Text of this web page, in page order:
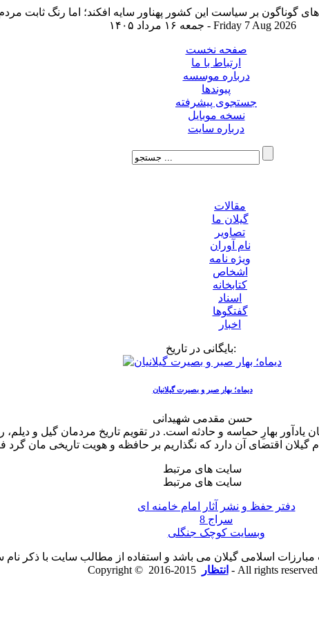
جمعه ۱۶ مرداد ۱۴۰۵ - Friday 7 Aug 2026
صفحه نخست
ارتباط با ما
درباره موسسه
پیوندها
جستجوی پیشرفته
نسخه موبایل
درباره سایت
مقالات
گیلان ما
تصاویر
نام آوران
ویژه نامه
اشخاص
کتابخانه
اسناد
گفتگوها
اخبار
بایگانی در تاریخ:
دیماه؛ بهار صبر و بصیرت گیلانیان
حسن مقدمی شهیدانی
بهارِ حماسه و حادثه است. در تقویم تاریخ مردمان گیل و
سایت های مرتبط
سایت های مرتبط
دفتر حفظ و نشر آثار امام خامنه ای
سراج 8
وبسایت کوچک جنگلی
اسلامی گیلان می باشد و استفاده از مطالب سایت با ذکر نام
Copyright ©
انتظار 2015-2016 - All rights reserved